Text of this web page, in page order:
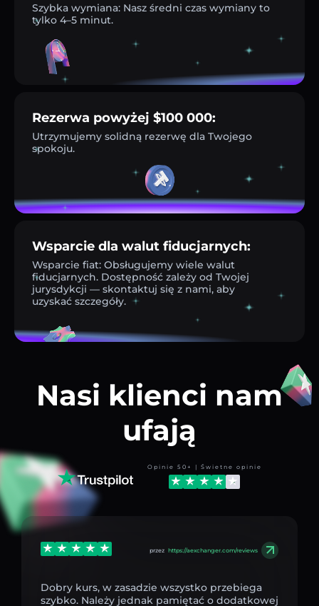
Szybka wymiana: Nasz średni czas wymiany to
tylko 4–5 minut.
Rezerwa powyżej $100 000:
Utrzymujemy solidną rezerwę dla Twojego
spokoju.
Wsparcie dla walut fiducjarnych:
Wsparcie fiat: Obsługujemy wiele walut
fiducjarnych. Dostępność zależy od Twojej
jurysdykcji — skontaktuj się z nami, aby
uzyskać szczegóły.
Nasi klienci nam
ufają
Opinie 50+ | Świetne opinie
przez https://aexchanger.com/reviews
Dobry kurs, w zasadzie wszystko przebiega
szybko. Należy jednak pamiętać o dodatkowej